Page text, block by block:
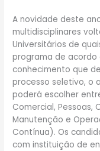
A novidade deste
multidisciplinares
Universitários de
programa de acordo
conhecimento que
processo seletivo, o
poderá escolher
Comercial, Pessoas,
Manutenção e
Contínua). Os
com instituição de